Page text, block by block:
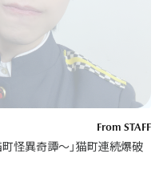
From STAFF
怪異奇譚～」猫町連続爆破